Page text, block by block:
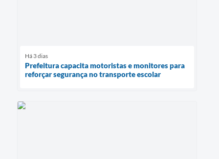
Há 3 dias
Prefeitura capacita motoristas e monitores para
reforçar segurança no transporte escolar